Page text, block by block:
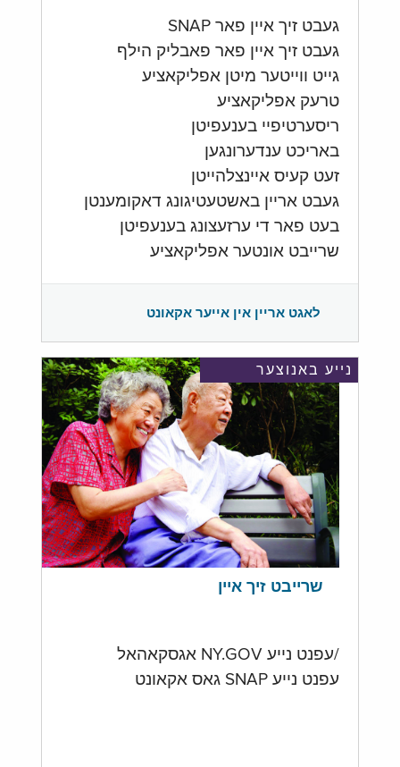
געבט זיך איין פאר SNAP
געבט זיך איין פאר פאבליק הילף
גייט ווייטער מיטן אפליקאציע
טרעק אפליקאציע
ריסערטיפיי בענעפיטן
באריכט ענדערונגען
זעט קעיס איינצלהייטן
געבט אריין באשטעטיגונג דאקומענטן
בעט פאר די ערזעצונג בענעפיטן
שרייבט אונטער אפליקאציע
לאגט אריין אין אייער אקאונט
נייע באנוצער
שרייבט זיך איין
/עפנט נייע NY.GOV אגסקאהאל
עפנט נייע SNAP גאס אקאונט